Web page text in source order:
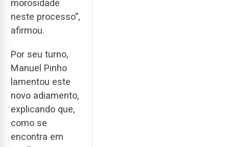
morosidade
neste processo”,
afirmou.
Por seu turno,
Manuel Pinho
lamentou este
novo adiamento,
explicando que,
como se
encontra em